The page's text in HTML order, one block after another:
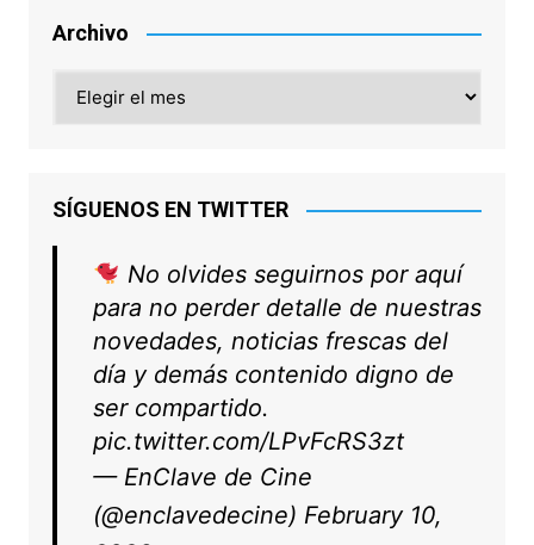
Archivo
SÍGUENOS EN TWITTER
No olvides seguirnos por aquí
para no perder detalle de nuestras
novedades, noticias frescas del
día y demás contenido digno de
ser compartido.
pic.twitter.com/LPvFcRS3zt
— EnClave de Cine
(@enclavedecine) February 10,